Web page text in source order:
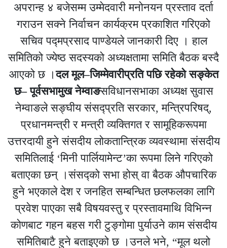
अपरान्ह ४ बजेसम्म उम्मेदवारी मनोनयन प्रस्ताव दर्ता
गराउन सक्ने निर्वाचन कार्यक्रम प्रकाशित गरिएको
सचिव पद्मप्रसाद पाण्डेयले जानकारी दिए । हाल
समितिको ज्येष्ठ सदस्यको अध्यक्षतामा समिति बैठक बस्दै
आएको छ ।दल मूल–जिम्मेवारीप्रति पछि रहेको सङ्केत
छ– पूर्वसभामुख नेम्वाङसविधानसभाका अध्यक्ष सुवास
नेम्वाङले सङ्घीय संसद्प्रति सरकार, मन्त्रिपरिषद्,
प्रधानमन्त्री र मन्त्री व्यक्तिगत र सामूहिकरूपमा
उत्तरदायी हुने संसदीय लोकतान्त्रिक व्यवस्थामा संसदीय
समितिलाई ‘मिनी पार्लियामेन्ट’का रूपमा लिने गरिएको
बताएका छन् ।संसद्को सभा होस् वा बैठक औपचारिक
हुने भएकाले देश र जनहित सम्बन्धित छलफलका लागि
प्रवेश पाएका सबै विषयवस्तु र प्रस्तावमाथि विभिन्न
कोणबाट गहन बहस गरी टुङ्गोमा पुर्याउने काम संसदीय
समितिबाटै हुने बताइएको छ ।उनले भने, “मूल थलो